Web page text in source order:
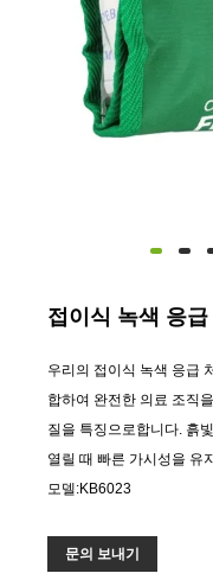
접이식 녹색 응
우리의 접이식 녹색 응급
합하여 완전한 의료 조직
질을 특징으로합니다. 흙
열릴 때 빠른 가시성을 유
모델:KB6023
문의 보내기